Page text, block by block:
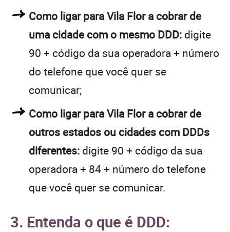
Como ligar para Vila Flor a cobrar de
uma cidade com o mesmo DDD: digite
90 + código da sua operadora + número
do telefone que você quer se
comunicar;
Como ligar para Vila Flor a cobrar de
outros estados ou cidades com DDDs
diferentes: digite 90 + código da sua
operadora + 84 + número do telefone
que você quer se comunicar.
3. Entenda o que é DDD: